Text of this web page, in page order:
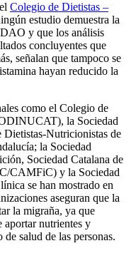
Colegio de Dietistas –
estudio demuestra la
y que los análisis
concluyentes que
señalan que tampoco se
hayan reducido la
como el Colegio de
la Sociedad
Dietistas-Nutricionistas de
la Sociedad
Sociedad Catalana de
CAMFiC) y la Sociedad
se han mostrado en
aseguran que la
la migraña, ya que
aportar nutrientes y
de salud de las personas.